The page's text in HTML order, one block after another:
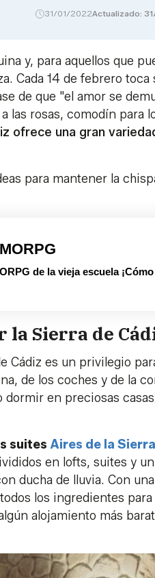
31/01/2022Actualizado:
y, para aquellos que
Cada 14 de febrero
de que "el amor se
las rosas, comodín para
ofrece una gran
para mantener la
de la vieja escuela
la Sierra de
Cádiz es un privilegio
de los coches y de la
en preciosas
suites Aires de la
en lofts, suites y
ducha de lluvia. Con
los ingredientes
alojamiento más